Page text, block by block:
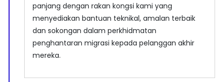
panjang dengan rakan kongsi kami yang
menyediakan bantuan teknikal, amalan terbaik
dan sokongan dalam perkhidmatan
penghantaran migrasi kepada pelanggan akhir
mereka.